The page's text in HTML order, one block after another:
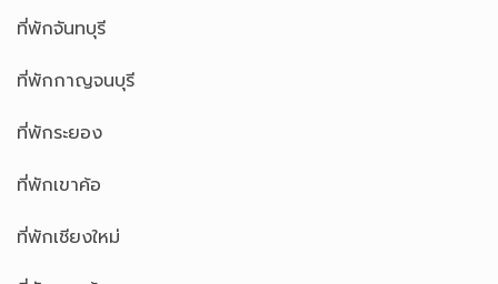
ที่พักจันทบุรี
ที่พักกาญจนบุรี
ที่พักระยอง
ที่พักเขาค้อ
ที่พักเชียงใหม่